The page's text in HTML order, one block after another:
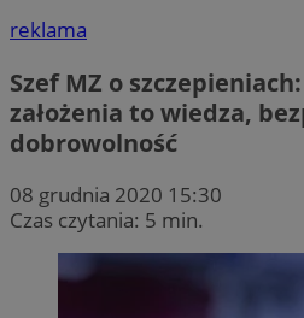
reklama
Szef MZ o
założenia to wiedza,
dobrowolność
08 grudnia 2020 15:30
Czas czytania: 5 min.